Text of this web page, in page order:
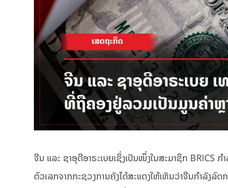
ຈີນ ແລະ ຊາ​ອຸ​ດີ​ອາ​ຣະ​ເບຍເຊິ່ງເປັນໜຶ່ງໃນສະມາຊິກ BRICS
ຕົວເລກຈາກກະຊວງການຄັງໄດ້ສະແດງໃຫ້ເຫັນວ່າຈີນກຳລັງ